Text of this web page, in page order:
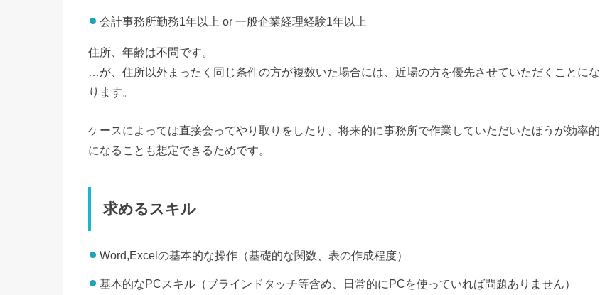
会計事務所勤務1年以上 or 一般企業経理経験1年以上
住所、年齢は不問です。
…が、住所以外まったく同じ条件の方が複数いた場合には、近場の方を優先させていただくことにな
ります。
ケースによっては直接会ってやり取りをしたり、将来的に事務所で作業していただいたほうが効率的
になることも想定できるためです。
求めるスキル
Word,Excelの基本的な操作（基礎的な関数、表の作成程度）
基本的なPCスキル（ブラインドタッチ等含め、日常的にPCを使っていれば問題ありません）